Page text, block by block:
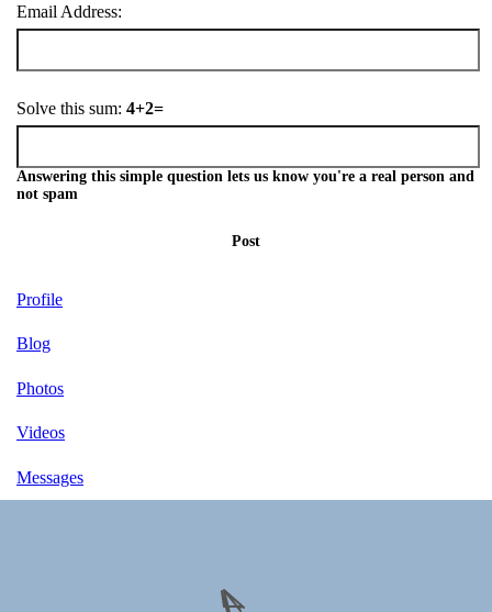
Email Address:
Solve this sum: 4+2=
Answering this simple question lets us know you're a real person and
not spam
Post
Profile
Blog
Photos
Videos
Messages